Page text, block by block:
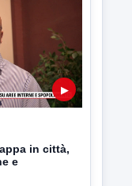
▶
in città,
e